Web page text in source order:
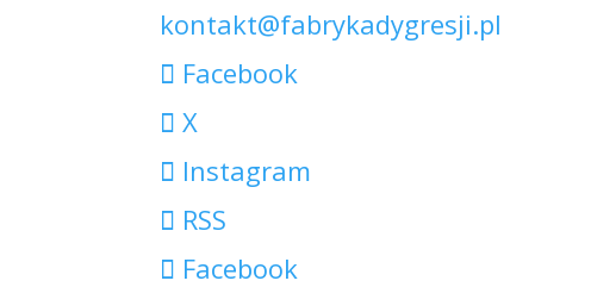
kontakt@fabrykadygresji.pl
Facebook
X
Instagram
RSS
Facebook